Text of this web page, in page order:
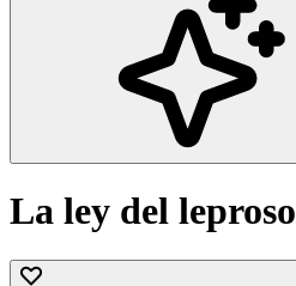
La ley del leproso